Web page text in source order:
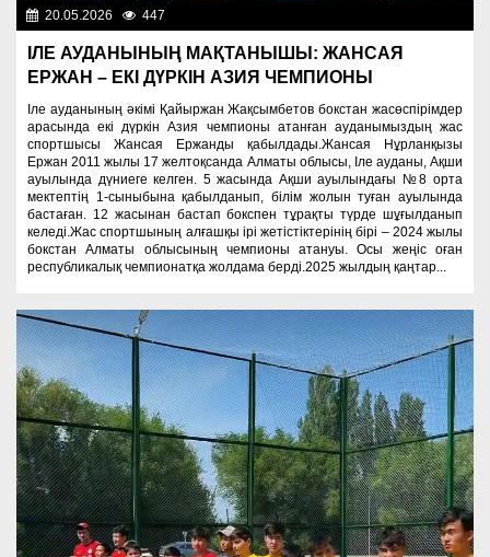
20.05.2026 447
ІЛЕ АУДАНЫНЫҢ МАҚТАНЫШЫ: ЖАНСАЯ
ЕРЖАН – ЕКІ ДҮРКІН АЗИЯ ЧЕМПИОНЫ
Іле ауданының әкімі Қайыржан Жақсымбетов бокстан жасөспірімдер
арасында екі дүркін Азия чемпионы атанған ауданымыздың жас
спортшысы Жансая Ержанды қабылдады.Жансая Нұрланқызы
Ержан 2011 жылы 17 желтоқсанда Алматы облысы, Іле ауданы, Ақши
ауылында дүниеге келген. 5 жасында Ақши ауылындағы №8 орта
мектептің 1-сыныбына қабылданып, білім жолын туған ауылында
бастаған. 12 жасынан бастап бокспен тұрақты түрде шұғылданып
келеді.Жас спортшының алғашқы ірі жетістіктерінің бірі – 2024 жылы
бокстан Алматы облысының чемпионы атануы. Осы жеңіс оған
республикалық чемпионатқа жолдама берді.2025 жылдың қаңтар...